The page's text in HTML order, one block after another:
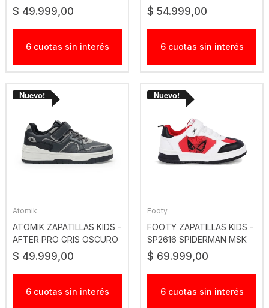
$ 49.999,00
6 cuotas sin interés
$ 54.999,00
6 cuotas sin interés
Atomik
ATOMIK ZAPATILLAS KIDS -
AFTER PRO GRIS OSCURO
$ 49.999,00
6 cuotas sin interés
Footy
FOOTY ZAPATILLAS KIDS -
SP2616 SPIDERMAN MSK
RJO
$ 69.999,00
6 cuotas sin interés